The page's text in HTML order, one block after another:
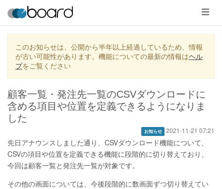
メ
ニ
ュ
ー
このお知らせは、公開から半年以上経過しているため、情報
が古い可能性があります。機能についての最新の情報はヘル
プをご覧ください
顧客一覧・発注先一覧のCSVダウンロードに
含める項目や位置を定義できるようになりま
した
お知らせ 2021-11-21 07:21
先日アナウンスしました通り、CSVダウンロード機能について、
CSVの項目や位置を定義できる機能に段階的に切り替えており、
今回は顧客一覧と発注先一覧が対象です。
その他の画面については、今後段階的に数画面ずつ切り替えてい